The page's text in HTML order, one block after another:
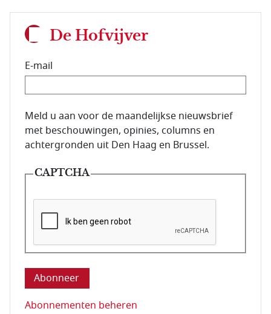
De Hofvijver
E-mail
E-mailadres van de abonnee.
Meld u aan voor de maandelijkse nieuwsbrief
met beschouwingen, opinies, columns en
achtergronden uit Den Haag en Brussel.
CAPTCHA
Deze vraag is om te controleren dat u een mens
Abonnementen beheren